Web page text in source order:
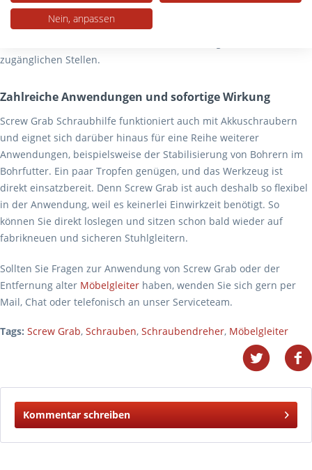
Schrauben oder Heizungsrohre sind kein Problem. Zangen und
Schraubenschlüssel rutschen nicht mehr ab, und das Festziehen
zugänglichen Stellen.
Zahlreiche Anwendungen und sofortige Wirkung
Screw Grab Schraubhilfe funktioniert auch mit Akkuschraubern
und eignet sich darüber hinaus für eine Reihe weiterer
Anwendungen, beispielsweise der Stabilisierung von Bohrern im
Bohrfutter. Ein paar Tropfen genügen, und das Werkzeug ist
direkt einsatzbereit. Denn Screw Grab ist auch deshalb so flexibel
in der Anwendung, weil es keinerlei Einwirkzeit benötigt. So
können Sie direkt loslegen und sitzen schon bald wieder auf
fabrikneuen und sicheren Stuhlgleitern.
Sollten Sie Fragen zur Anwendung von Screw Grab oder der
Entfernung alter Möbelgleiter haben, wenden Sie sich gern per
Mail, Chat oder telefonisch an unser Serviceteam.
Tags: Screw Grab, Schrauben, Schraubendreher, Möbelgleiter
Kommentar schreiben
Nein, anpassen